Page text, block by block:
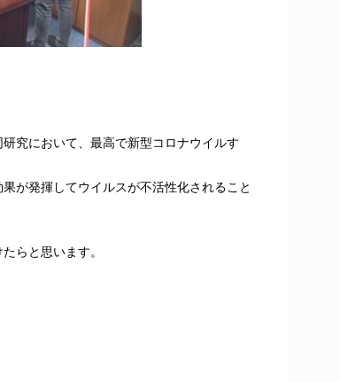
究において、最高で新型コロナウイルす
が発揮してウイルスが不活性化されること
らと思います。